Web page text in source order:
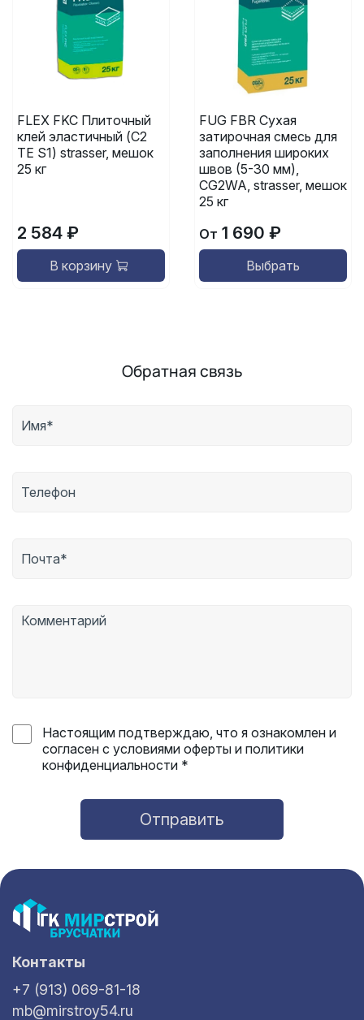
FLEX FKC Плиточный
клей эластичный (C2
TE S1) strasser, мешок
25 кг
2 584 ₽
В корзину
FUG FBR Сухая
затирочная смесь для
заполнения широких
швов (5-30 мм),
CG2WA, strasser, мешок
25 кг
От 1 690 ₽
Выбрать
Обратная связь
Настоящим подтверждаю, что я ознакомлен и
согласен с условиями оферты и политики
конфиденциальности *
Отправить
Контакты
+7 (913) 069-81-18
mb@mirstroy54.ru